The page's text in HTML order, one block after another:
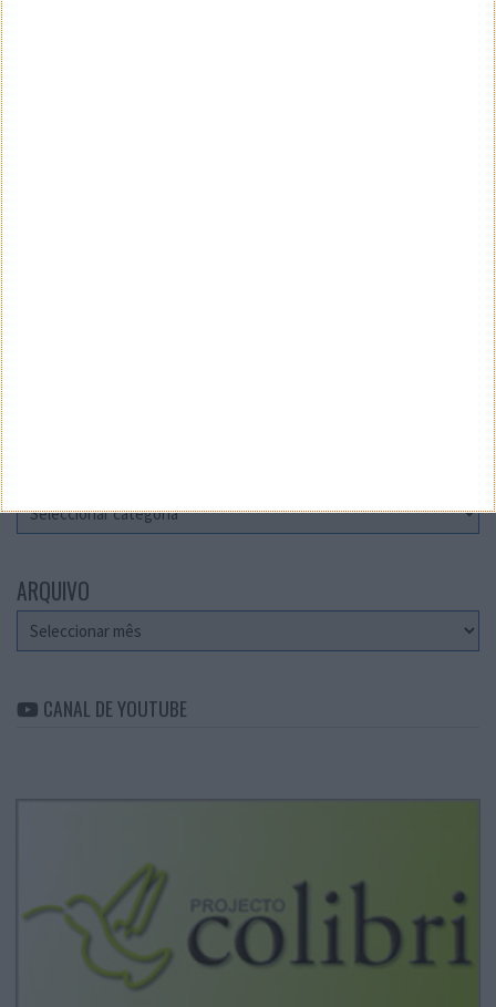
ARQUIVO
Arquivo
CANAL DE YOUTUBE